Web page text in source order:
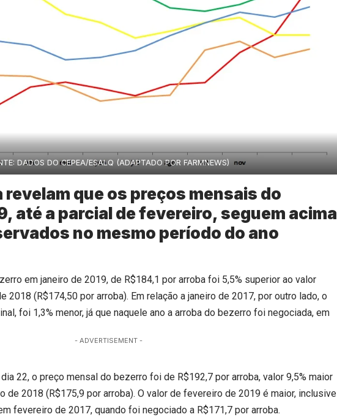
DADOS DO CEPEA/ESALQ (ADAPTADO POR FARMNEWS)
revelam que os preços mensais do
até a parcial de fevereiro, seguem acima
no mesmo período do ano
em janeiro de 2019, de R$184,1 por arroba foi 5,5% superior ao valor
2018 (R$174,50 por arroba). Em relação a janeiro de 2017, por outro lado, o
foi 1,3% menor, já que naquele ano a arroba do bezerro foi negociada, em
- ADVERTISEMENT -
22, o preço mensal do bezerro foi de R$192,7 por arroba, valor 9,5% maior
de 2018 (R$175,9 por arroba). O valor de fevereiro de 2019 é maior, inclusive
fevereiro de 2017, quando foi negociado a R$171,7 por arroba.